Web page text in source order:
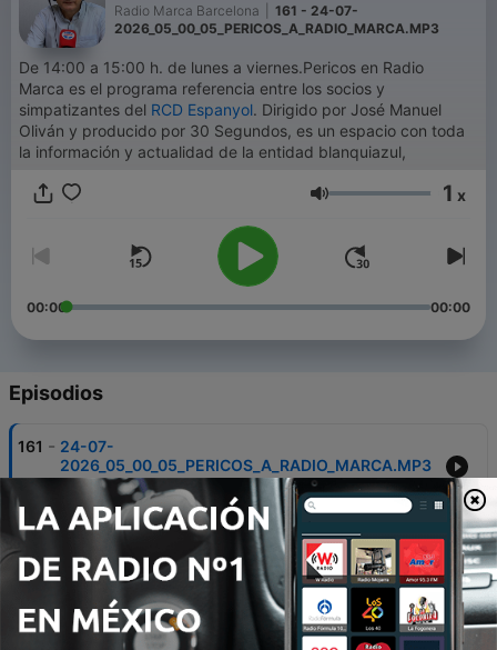
Radio Marca Barcelona
161 - 24-07-
2026_05_00_05_PERICOS_A_RADIO_MARCA.MP3
De 14:00 a 15:00 h. de lunes a viernes.Pericos en Radio
Marca es el programa referencia entre los socios y
simpatizantes del RCD Espanyol. Dirigido por José Manuel
Oliván y producido por 30 Segundos, es un espacio con toda
la información y actualidad de la entidad blanquiazul,
Volumen 1 x
00:00 00:00
Episodios
161 - 24-07-
2026_05_00_05_PERICOS_A_RADIO_MARCA.MP3
160 - 23-07-
2026_05_00_05_PERICOS_A_RADIO_MARCA.MP3
23 jul. 2026
159 -
22-07-
2026_05_00_05_PERICOS_A_RADIO_MARCA.MP3